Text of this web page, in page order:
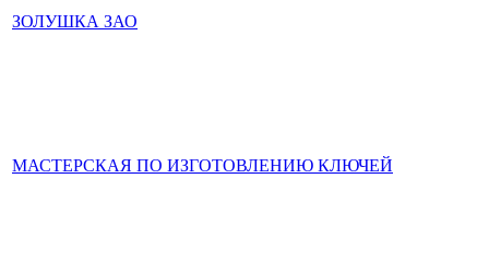
ЗОЛУШКА ЗАО
МАСТЕРСКАЯ ПО ИЗГОТОВЛЕНИЮ КЛЮЧЕЙ